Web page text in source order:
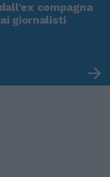
compagna
giornalisti